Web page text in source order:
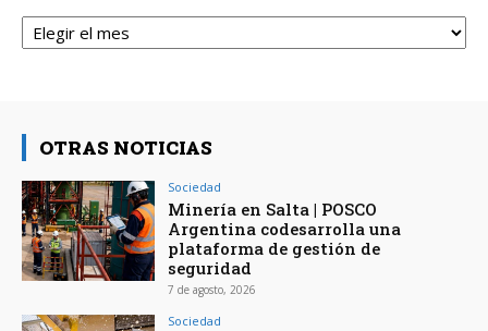
Archivos
OTRAS NOTICIAS
Sociedad
Minería en Salta | POSCO
Argentina codesarrolla una
plataforma de gestión de
seguridad
7 de agosto, 2026
Sociedad